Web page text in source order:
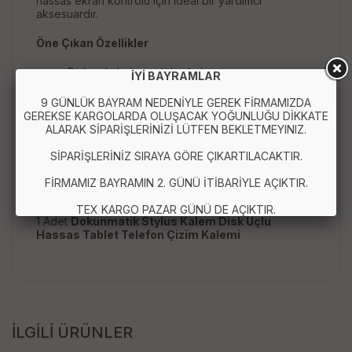
aksesuardır.
Öne Çıkan Özellikler
Disk uçlu hassas stylus kalem
Dokunmatik ekranlar için universal tasarım
Çizim, not alma ve tasarım için ideal
Ergonomik ve hafif gövde yapısı
Stabil ve hassas dokunmatik kontrol
Paket İçeriği :
1 Adet Dokunmatik Stylus Kalem Disk Uçlu
Hassas Tablet Telefon Çizim Kalemi
İLGİLİ ÜRÜNLER
İYİ BAYRAMLAR
9 GÜNLÜK BAYRAM NEDENİYLE GEREK FİRMAMIZDA
GEREKSE KARGOLARDA OLUŞACAK YOĞUNLUĞU DİKKATE
ALARAK SİPARİŞLERİNİZİ LÜTFEN BEKLETMEYINIZ.
SİPARİŞLERİNİZ SIRAYA GÖRE ÇIKARTILACAKTIR.
FİRMAMIZ BAYRAMIN 2. GÜNÜ İTİBARİYLE AÇIKTIR.
TEX KARGO PAZAR GÜNÜ DE AÇIKTIR.